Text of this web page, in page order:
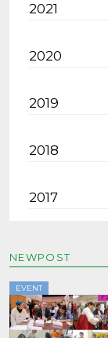
2021
2020
2019
2018
2017
NEWPOST
EVENT